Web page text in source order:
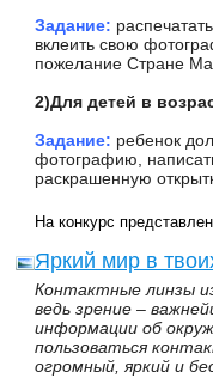
Задание:
вклеить свою
пожелание Стране
2)Для детей в
Задание: ребенок
фотографию,
раскрашенную
На конкурс
Яркий мир в
Контактные линзы
ведь зрение –
информации об
пользоваться
огромный, яркий и